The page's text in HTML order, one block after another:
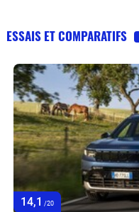
ESSAIS ET COMPARATIFS
14,1 /20